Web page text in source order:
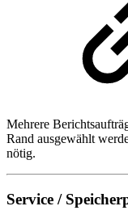
Mehrere
Rand ausgewählt
nötig.
Service /